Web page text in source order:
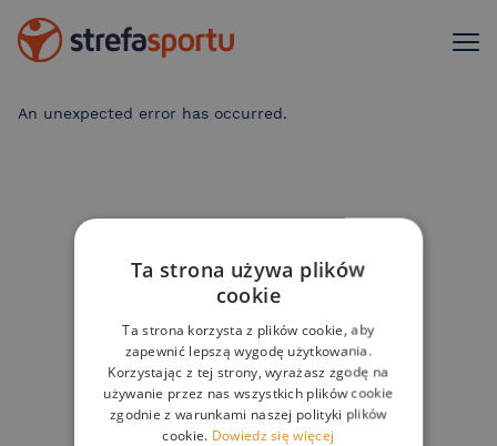
An unexpected error has occurred.
Ta strona używa plików
cookie
Ta strona korzysta z plików cookie, aby
zapewnić lepszą wygodę użytkowania.
Korzystając z tej strony, wyrażasz zgodę na
używanie przez nas wszystkich plików cookie
zgodnie z warunkami naszej polityki plików
cookie. Dowiedz się więcej